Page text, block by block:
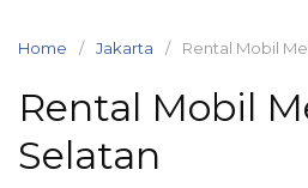
Home Jakarta Rental Mobil
Rental Mobil
Selatan